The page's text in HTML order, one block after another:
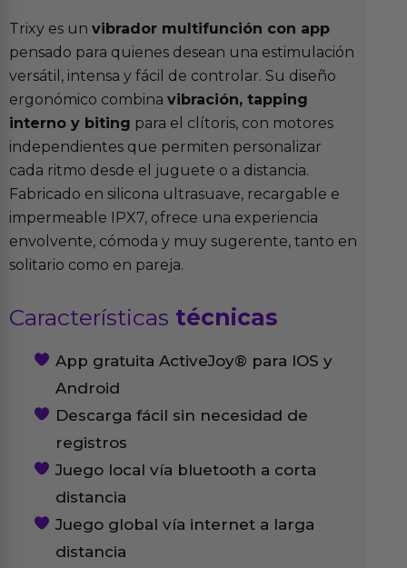
Trixy es un vibrador multifunción con app
pensado para quienes desean una estimulación
versátil, intensa y fácil de controlar. Su diseño
ergonómico combina vibración, tapping
interno y biting para el clítoris, con motores
independientes que permiten personalizar
cada ritmo desde el juguete o a distancia.
Fabricado en silicona ultrasuave, recargable e
impermeable IPX7, ofrece una experiencia
envolvente, cómoda y muy sugerente, tanto en
solitario como en pareja.
Características técnicas
App gratuita ActiveJoy® para IOS y
Android
Descarga fácil sin necesidad de
registros
Juego local vía bluetooth a corta
distancia
Juego global vía internet a larga
distancia